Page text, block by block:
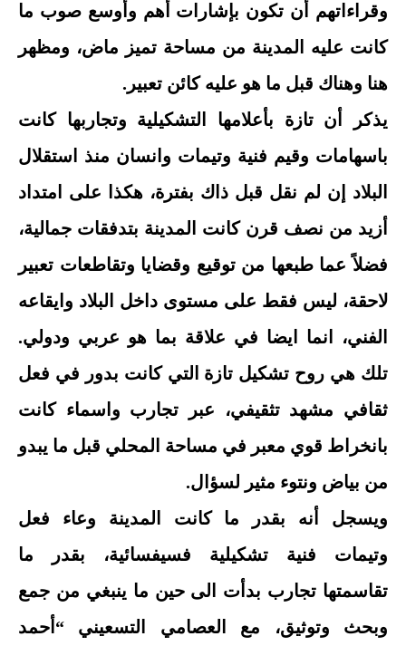
وقراءاتهم أن تكون بإشارات أهم وأوسع صوب ما
كانت عليه المدينة من مساحة تميز ماض، ومظهر
هنا وهناك قبل ما هو عليه كائن تعبير.
يذكر أن تازة بأعلامها التشكيلية وتجاربها كانت
باسهامات وقيم فنية وتيمات وانسان منذ استقلال
البلاد إن لم نقل قبل ذاك بفترة، هكذا على امتداد
أزيد من نصف قرن كانت المدينة بتدفقات جمالية،
فضلاً عما طبعها من توقيع وقضايا وتقاطعات تعبير
لاحقة، ليس فقط على مستوى داخل البلاد وايقاعه
الفني، انما ايضا في علاقة بما هو عربي ودولي.
تلك هي روح تشكيل تازة التي كانت بدور في فعل
ثقافي مشهد تثقيفي، عبر تجارب واسماء كانت
بانخراط قوي معبر في مساحة المحلي قبل ما يبدو
من بياض ونتوء مثير لسؤال.
ويسجل أنه بقدر ما كانت المدينة وعاء فعل
وتيمات فنية تشكيلية فسيفسائية، بقدر ما
تقاسمتها تجارب بدأت الى حين ما ينبغي من جمع
وبحث وتوثيق، مع العصامي التسعيني “أحمد